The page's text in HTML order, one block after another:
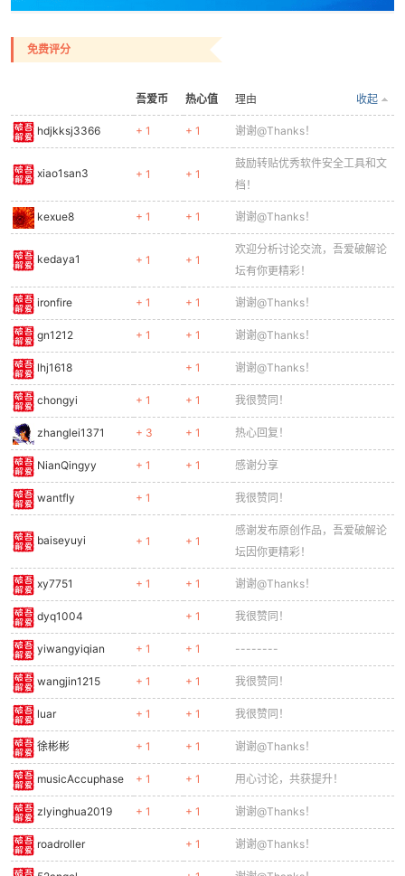
po
jie.
cn
免费评分
吾爱币 热心值 收起
理由
hdjkksj3366 + 1 + 1 谢谢@Thanks！
xiao1san3 + 1 + 1
鼓励转贴优秀软件安全工具和文
档！
kexue8 + 1 + 1 谢谢@Thanks！
kedaya1 + 1 + 1
欢迎分析讨论交流，吾爱破解论
坛有你更精彩！
ironfire + 1 + 1 谢谢@Thanks！
gn1212 + 1 + 1 谢谢@Thanks！
lhj1618 + 1 谢谢@Thanks！
chongyi + 1 + 1 我很赞同！
zhanglei1371 + 3 + 1 热心回复！
NianQingyy + 1 + 1 感谢分享
wantfly + 1 我很赞同！
baiseyuyi + 1 + 1
感谢发布原创作品，吾爱破解论
坛因你更精彩！
xy7751 + 1 + 1 谢谢@Thanks！
dyq1004 + 1 我很赞同！
yiwangyiqian + 1 + 1 --------
wangjin1215 + 1 + 1 我很赞同！
luar + 1 + 1 我很赞同！
徐彬彬 + 1 + 1 谢谢@Thanks！
musicAccuphase + 1 + 1 用心讨论，共获提升！
zlyinghua2019 + 1 + 1 谢谢@Thanks！
roadroller + 1 谢谢@Thanks！